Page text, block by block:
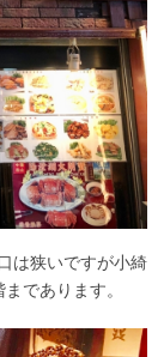
は狭いですが小綺
であります。